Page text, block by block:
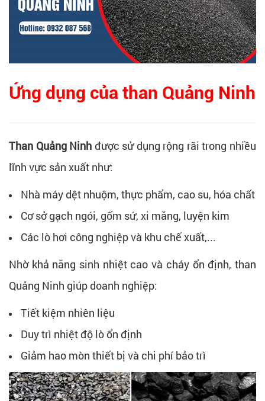
Ứng dụng của than Quảng Ninh
Than Quảng Ninh được sử dụng rộng rãi trong nhiều
lĩnh vực sản xuất như:
Nhà máy dệt nhuộm, thực phẩm, cao su, hóa chất
Cơ sở gạch ngói, gốm sứ, xi măng, luyện kim
Các lò hơi công nghiệp và khu chế xuất,...
Nhờ khả năng sinh nhiệt cao và cháy ổn định, than
Quảng Ninh giúp doanh nghiệp:
Tiết kiệm nhiên liệu
Duy trì nhiệt độ lò ổn định
Giảm hao mòn thiết bị và chi phí bảo trì